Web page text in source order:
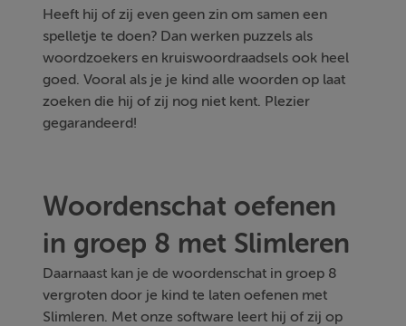
Heeft hij of zij even geen zin om samen een
spelletje te doen? Dan werken puzzels als
woordzoekers en kruiswoordraadsels ook heel
goed. Vooral als je je kind alle woorden op laat
zoeken die hij of zij nog niet kent. Plezier
gegarandeerd!
Woordenschat oefenen
in groep 8 met Slimleren
Daarnaast kan je de woordenschat in groep 8
vergroten door je kind te laten oefenen met
Slimleren. Met onze software leert hij of zij op